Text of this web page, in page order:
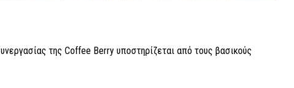
της Coffee Berry υποστηρίζεται από τους βασικούς